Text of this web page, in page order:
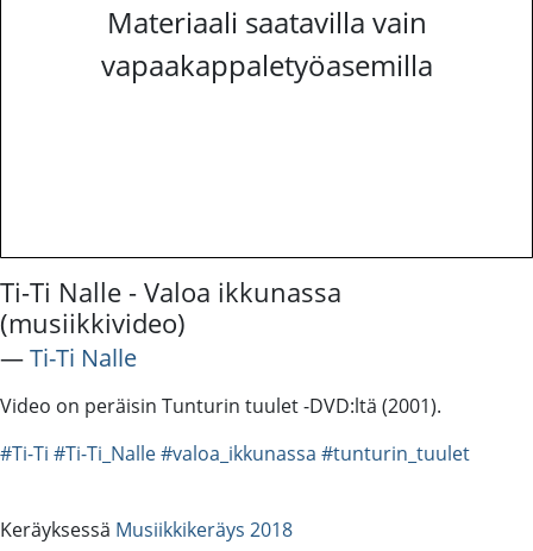
Materiaali saatavilla vain
vapaakappaletyöasemilla
Ti-Ti Nalle - Valoa ikkunassa
(musiikkivideo)
―Ti-Ti Nalle
Video on peräisin Tunturin tuulet -DVD:ltä (2001).
#Ti-Ti #Ti-Ti_Nalle#valoa_ikkunassa #tunturin_tuulet
Keräyksessä Musiikkikeräys 2018